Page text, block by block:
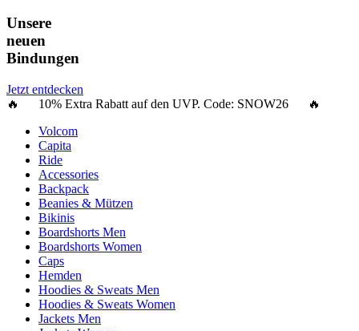
Unsere
neuen
Bindungen
Jetzt entdecken
🔥 10% Extra Rabatt auf den UVP. Code: SNOW26 🔥
Volcom
Capita
Ride
Accessories
Backpack
Beanies & Mützen
Bikinis
Boardshorts Men
Boardshorts Women
Caps
Hemden
Hoodies & Sweats Men
Hoodies & Sweats Women
Jackets Men